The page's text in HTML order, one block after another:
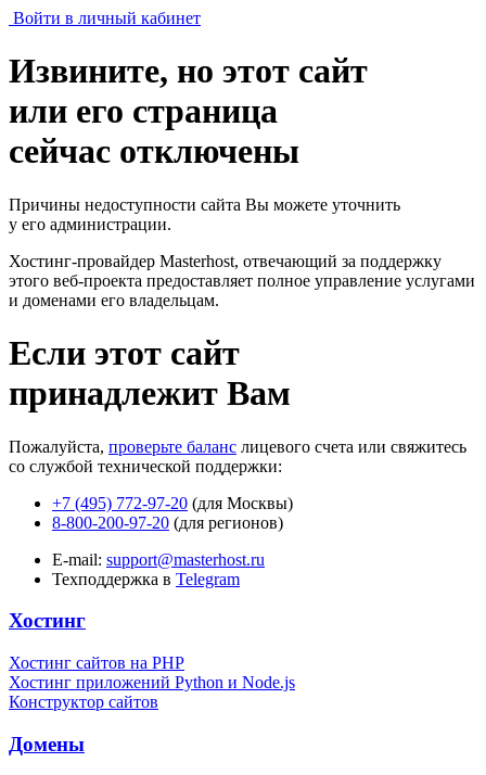
Войти в личный кабинет
Извините, но этот сайт
или его страница
сейчас отключены
Причины недоступности сайта Вы можете уточнить
у его администрации.
Хостинг-провайдер Masterhost, отвечающий за поддержку
этого веб-проекта предоставляет полное управление услугами
и доменами его владельцам.
Если этот сайт
принадлежит Вам
Пожалуйста, проверьте баланс лицевого счета или свяжитесь
со службой технической поддержки:
+7 (495) 772-97-20 (для Москвы)
8-800-200-97-20 (для регионов)
E-mail: support@masterhost.ru
Техподдержка в Telegram
Хостинг
Хостинг сайтов на PHP
Хостинг приложений Python и Node.js
Конструктор сайтов
Домены